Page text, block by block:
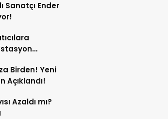
Sanatçı Ender
Birden! Yeni
Açıklandı!
Azaldı mı?